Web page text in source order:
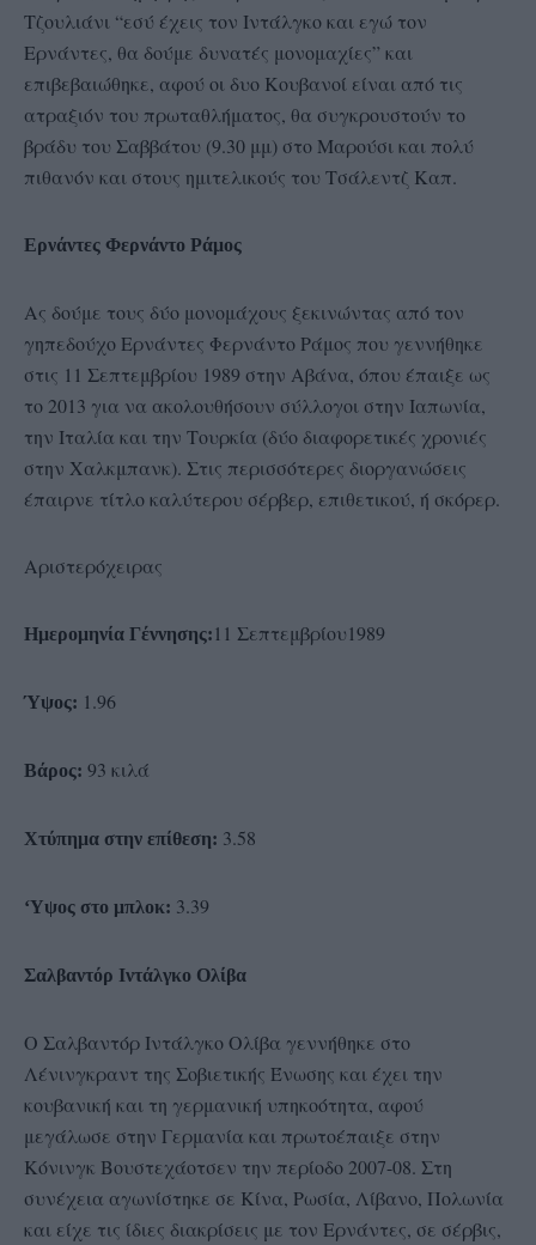
Τζουλιάνι “εσύ έχεις τον Ιντάλγκο και εγώ τον
Ερνάντες, θα δούμε δυνατές μονομαχίες” και
επιβεβαιώθηκε, αφού οι δυο Κουβανοί είναι από τις
ατραξιόν του πρωταθλήματος, θα συγκρουστούν το
βράδυ του Σαββάτου (9.30 μμ) στο Μαρούσι και πολύ
πιθανόν και στους ημιτελικούς του Τσάλεντζ Καπ.
Ερνάντες Φερνάντο Ράμος
Aς δούμε τους δύο μονομάχους ξεκινώντας από τον
γηπεδούχο Ερνάντες Φερνάντο Ράμος που γεννήθηκε
στις 11 Σεπτεμβρίου 1989 στην Αβάνα, όπου έπαιξε ως
το 2013 για να ακολουθήσουν σύλλογοι στην Ιαπωνία,
την Ιταλία και την Τουρκία (δύο διαφορετικές χρονιές
στην Χαλκμπανκ). Στις περισσότερες διοργανώσεις
έπαιρνε τίτλο καλύτερου σέρβερ, επιθετικού, ή σκόρερ.
Αριστερόχειρας
Ημερομηνία Γέννησης: 11 Σεπτεμβρίου1989
Ύψος: 1.96
Βάρος: 93 κιλά
Χτύπημα στην επίθεση: 3.58
‘Υψος στο μπλοκ: 3.39
Σαλβαντόρ Ιντάλγκο Ολίβα
Ο Σαλβαντόρ Ιντάλγκο Ολίβα γεννήθηκε στο
Λένινγκραντ της Σοβιετικής Ένωσης και έχει την
κουβανική και τη γερμανική υπηκοότητα, αφού
μεγάλωσε στην Γερμανία και πρωτοέπαιξε στην
Κόνινγκ Βουστεχάοτσεν την περίοδο 2007-08. Στη
συνέχεια αγωνίστηκε σε Κίνα, Ρωσία, Λίβανο, Πολωνία
και είχε τις ίδιες διακρίσεις με τον Ερνάντες, σε σέρβις,